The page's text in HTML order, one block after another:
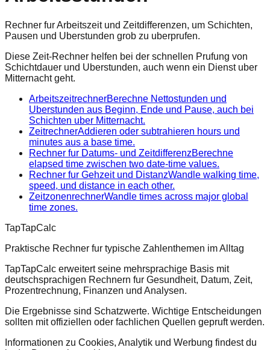
Rechner fur Arbeitszeit und Zeitdifferenzen, um Schichten,
Pausen und Uberstunden grob zu uberprufen.
Diese Zeit-Rechner helfen bei der schnellen Prufung von
Schichtdauer und Uberstunden, auch wenn ein Dienst uber
Mitternacht geht.
ArbeitszeitrechnerBerechne Nettostunden und
Uberstunden aus Beginn, Ende und Pause, auch bei
Schichten uber Mitternacht.
ZeitrechnerAddieren oder subtrahieren hours und
minutes aus a base time.
Rechner fur Datums- und ZeitdifferenzBerechne
elapsed time zwischen two date-time values.
Rechner fur Gehzeit und DistanzWandle walking time,
speed, und distance in each other.
ZeitzonenrechnerWandle times across major global
time zones.
TapTapCalc
Praktische Rechner fur typische Zahlenthemen im Alltag
TapTapCalc erweitert seine mehrsprachige Basis mit
deutschsprachigen Rechnern fur Gesundheit, Datum, Zeit,
Prozentrechnung, Finanzen und Analysen.
Die Ergebnisse sind Schatzwerte. Wichtige Entscheidungen
sollten mit offiziellen oder fachlichen Quellen gepruft werden.
Informationen zu Cookies, Analytik und Werbung findest du